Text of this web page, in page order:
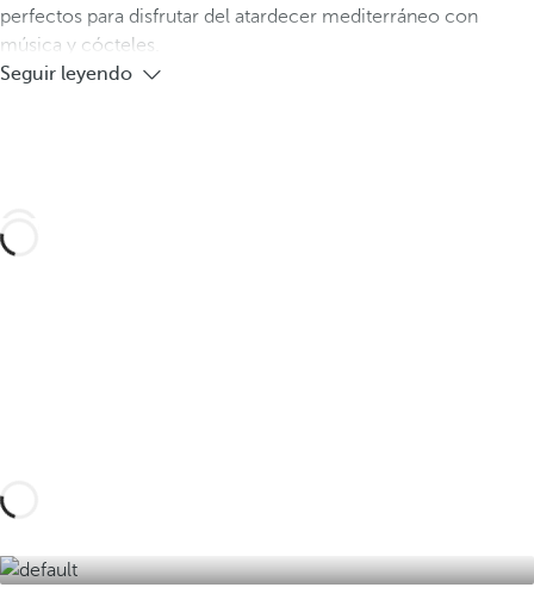
perfectos para disfrutar del atardecer mediterráneo con
música y cócteles.
Seguir leyendo